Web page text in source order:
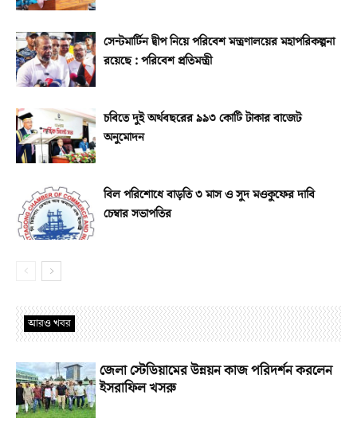
সেন্টমার্টিন দ্বীপ নিয়ে পরিবেশ মন্ত্রণালয়ের মহাপরিকল্পনা
রয়েছে : পরিবেশ প্রতিমন্ত্রী
চবিতে দুই অর্থবছরের ৯৯৩ কোটি টাকার বাজেট
অনুমোদন
বিল পরিশোধে বাড়তি ৩ মাস ও সুদ মওকুফের দাবি
চেম্বার সভাপতির
আরও খবর
জেলা স্টেডিয়ামের উন্নয়ন কাজ পরিদর্শন করলেন
ইসরাফিল খসরু